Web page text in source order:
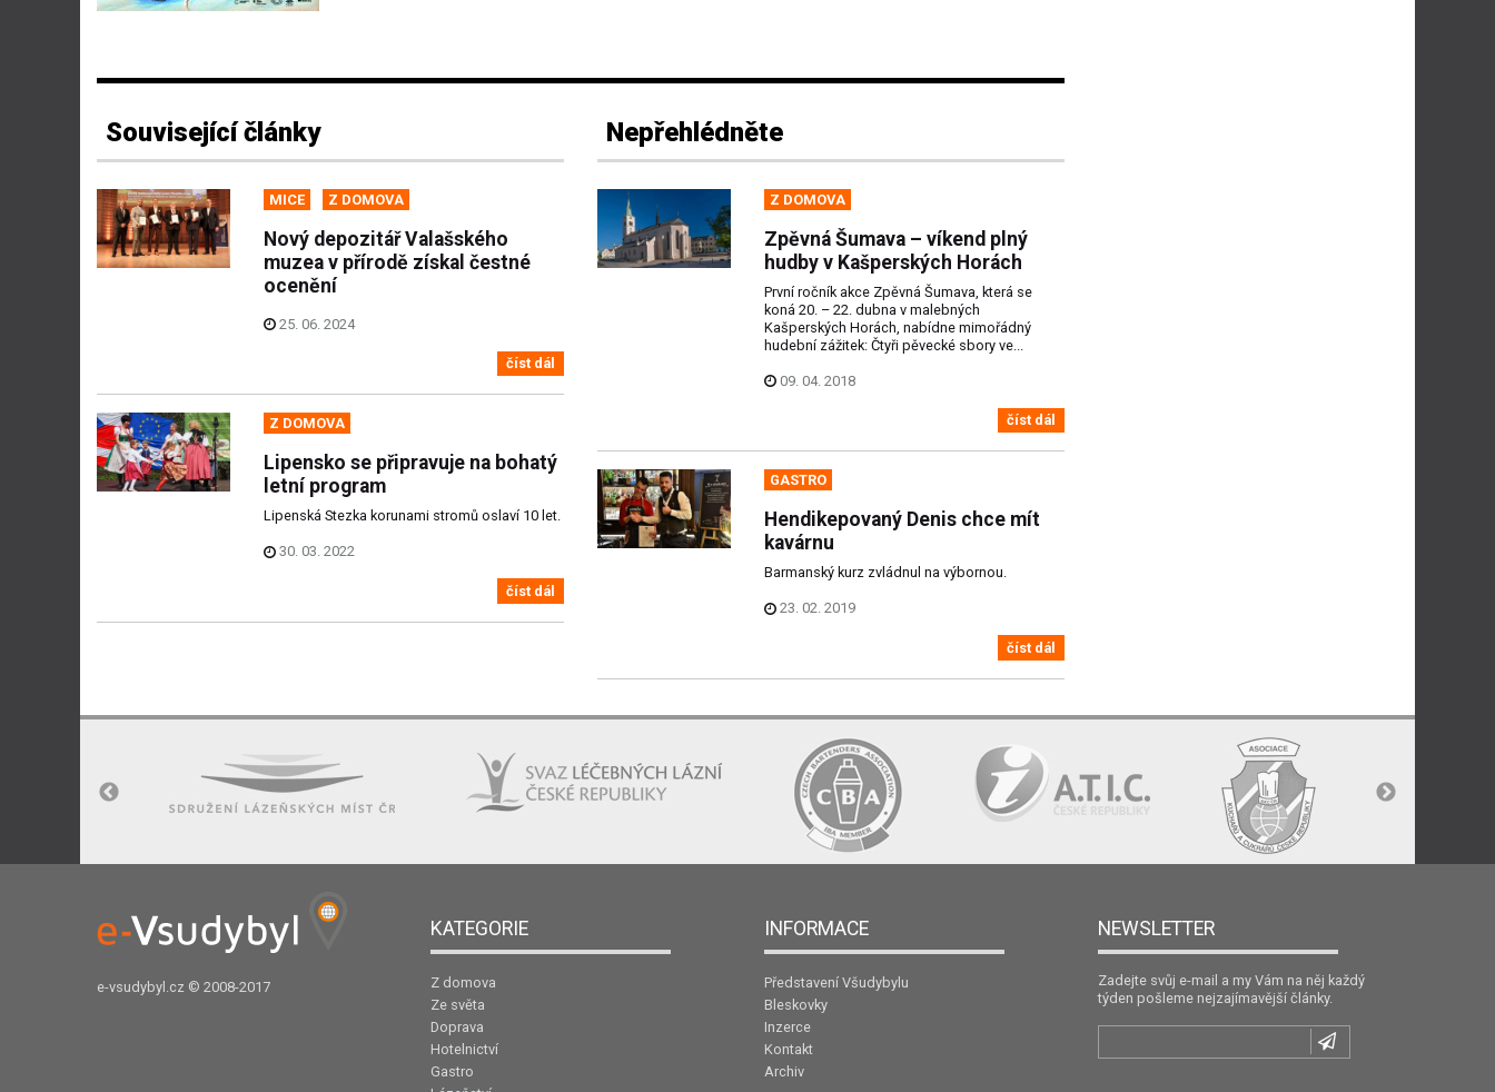
Související články
MICE Z DOMOVA
Nový depozitář Valašského
muzea v přírodě získal čestné
ocenění
25. 06. 2024
číst dál
Z DOMOVA
Lipensko se připravuje na bohatý
letní program
Lipenská Stezka korunami stromů oslaví 10 let.
30. 03. 2022
číst dál
Nepřehlédněte
Z DOMOVA
Zpěvná Šumava – víkend plný
hudby v Kašperských Horách
První ročník akce Zpěvná Šumava, která se
koná 20. – 22. dubna v malebných
Kašperských Horách, nabídne mimořádný
hudební zážitek: Čtyři pěvecké sbory ve...
09. 04. 2018
číst dál
GASTRO
Hendikepovaný Denis chce mít
kavárnu
Barmanský kurz zvládnul na výbornou.
23. 02. 2019
číst dál
e-vsudybyl.cz © 2008-2017
KATEGORIE
Z domova
Ze světa
Doprava
Hotelnictví
Gastro
INFORMACE
Představení Všudybylu
Bleskovky
Inzerce
Kontakt
Archiv
NEWSLETTER
Zadejte svůj e-mail a my Vám na něj každý
týden pošleme nejzajímavější články.